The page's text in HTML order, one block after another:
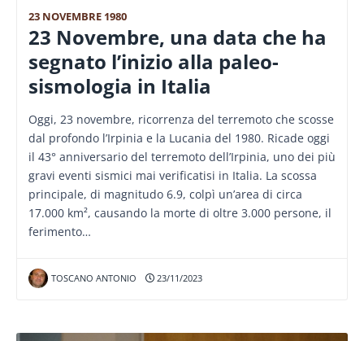
23 NOVEMBRE 1980
23 Novembre, una data che ha
segnato l’inizio alla paleo-
sismologia in Italia
Oggi, 23 novembre, ricorrenza del terremoto che scosse
dal profondo l’Irpinia e la Lucania del 1980. Ricade oggi
il 43° anniversario del terremoto dell’Irpinia, uno dei più
gravi eventi sismici mai verificatisi in Italia. La scossa
principale, di magnitudo 6.9, colpì un’area di circa
17.000 km², causando la morte di oltre 3.000 persone, il
ferimento…
TOSCANO ANTONIO 23/11/2023